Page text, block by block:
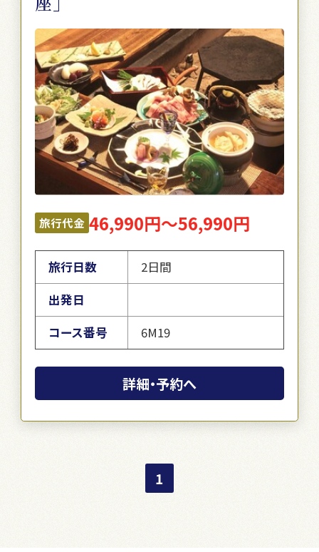
旅行代金 46,990円～56,990円
旅行日数
2日間
出発日
コース番号
6M19
詳細・予約へ
1